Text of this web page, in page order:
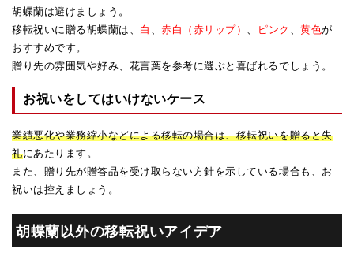
胡蝶蘭は避けましょう。
移転祝いに贈る胡蝶蘭は、 白 、赤白（赤リップ） ピンク 、黄色が
おすすめです。
贈り先の雰囲気や好み、花言葉を参考に選ぶと喜ばれるでしょう。
お祝いをしてはいけないケース
業績悪化や業務縮小などによる移転の場合は、移転祝いを贈ると失
礼にあたります。
また、贈り先が贈答品を受け取らない方針を示している場合も、お
祝いは控えましょう。
胡蝶蘭以外の移転祝いアイデア